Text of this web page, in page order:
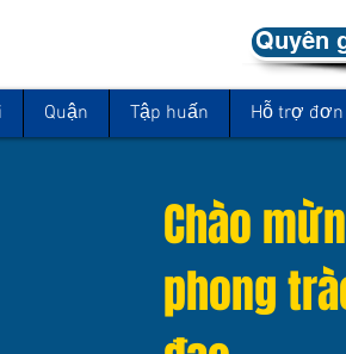
Quận Tập huấn Hỗ trợ đơn
Quyên
Chào
phong